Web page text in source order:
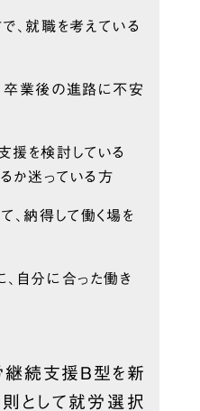
、就職を考えている
卒業後の進路に不安
を検討している
か迷っている方
、納得して働く場を
自分に合った働き
継続支援B型を新
として就労選択